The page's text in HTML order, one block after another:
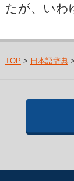
たが、いわ
TOP > 日本語辞典>